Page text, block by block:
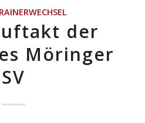
der
Möringer
SV